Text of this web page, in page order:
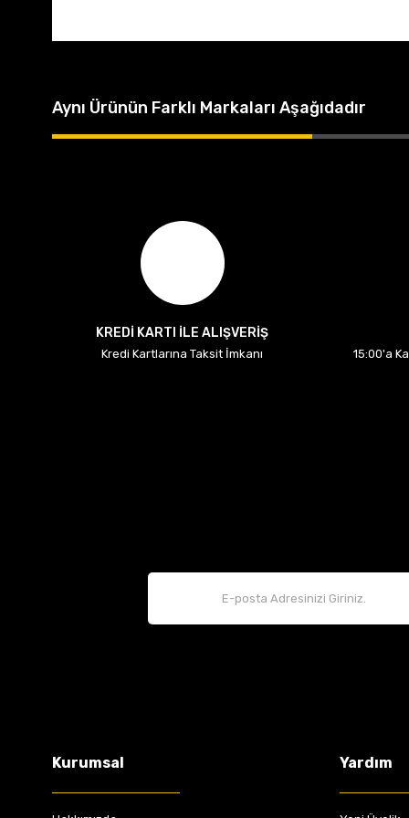
Aynı Ürünün Farklı Markaları Aşağıdadır
Renault Mais Orijinal
165460588R 165469040R
KREDİ KARTI İLE ALIŞVERİŞ
Kredi Kartlarına Taksit İmkanı
15:00'a
Kurumsal Yardım